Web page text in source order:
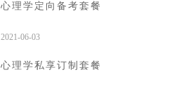
心理学定向备考套餐
2021-06-03
心理学私享订制套餐